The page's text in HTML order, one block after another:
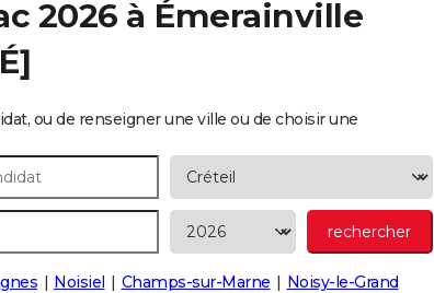
2026 à Émerainville
ou de renseigner une ville ou de choisir une
Noisiel Champs-sur-Marne Noisy-le-Grand